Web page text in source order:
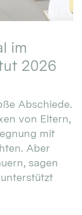
im
2026
Abschiede.
von Eltern,
mit
Aber
sagen